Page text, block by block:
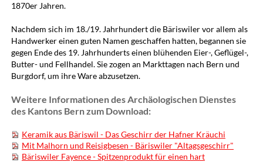
1870er Jahren.
Nachdem sich im 18./19. Jahrhundert die Bäriswiler vor allem als
Handwerker einen guten Namen geschaffen hatten, begannen sie
gegen Ende des 19. Jahrhunderts einen blühenden Eier-, Geflügel-,
Butter- und Fellhandel. Sie zogen an Markttagen nach Bern und
Burgdorf, um ihre Ware abzusetzen.
Weitere Informationen des Archäologischen Dienstes
des Kantons Bern zum Download:
Keramik aus Bäriswil - Das Geschirr der Hafner Kräuchi
Mit Malhorn und Reisigbesen - Bäriswiler "Altagsgeschirr"
Bäriswiler Fayence - Spitzenprodukt für einen hart